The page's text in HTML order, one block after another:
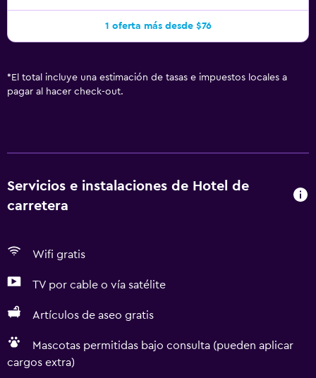
1 oferta más desde $76
* El total incluye una estimación de tasas e impuestos locales a
pagar al hacer check-out.
Servicios e instalaciones de Hotel de
carretera
Wifi gratis
TV por cable o vía satélite
Artículos de aseo gratis
Mascotas permitidas bajo consulta (pueden aplicar
cargos extra)